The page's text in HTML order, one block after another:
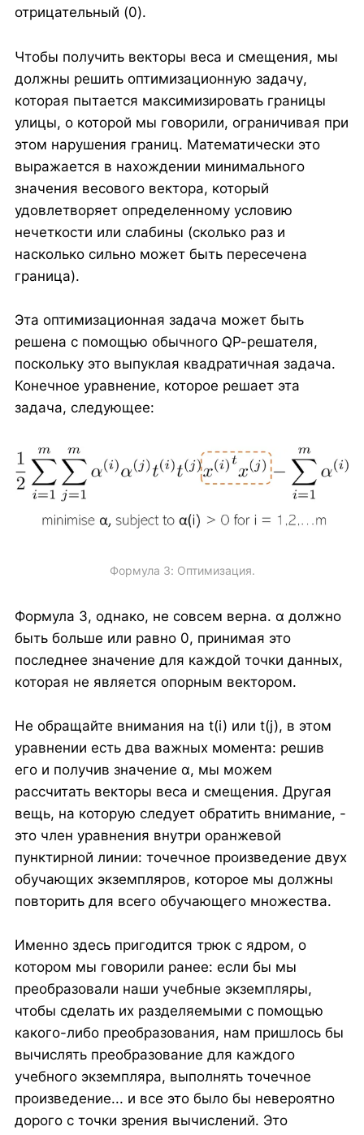
отрицательный (0).
Чтобы получить векторы веса и смещения, мы
должны решить оптимизационную задачу,
которая пытается максимизировать границы
улицы, о которой мы говорили, ограничивая при
этом нарушения границ. Математически это
выражается в нахождении минимального
значения весового вектора, который
удовлетворяет определенному условию
нечеткости или слабины (сколько раз и
насколько сильно может быть пересечена
граница).
Эта оптимизационная задача может быть
решена с помощью обычного QP-решателя,
поскольку это выпуклая квадратичная задача.
Конечное уравнение, которое решает эта
задача, следующее:
Формула 3: Оптимизация.
Формула 3, однако, не совсем верна. α должно
быть больше или равно 0, принимая это
последнее значение для каждой точки данных,
которая не является опорным вектором.
Не обращайте внимания на t(i) или t(j), в этом
уравнении есть два важных момента: решив
его и получив значение α, мы можем
рассчитать векторы веса и смещения. Другая
вещь, на которую следует обратить внимание, -
это член уравнения внутри оранжевой
пунктирной линии: точечное произведение двух
обучающих экземпляров, которое мы должны
повторить для всего обучающего множества.
Именно здесь пригодится трюк с ядром, о
котором мы говорили ранее: если бы мы
преобразовали наши учебные экземпляры,
чтобы сделать их разделяемыми с помощью
какого-либо преобразования, нам пришлось бы
вычислять преобразование для каждого
учебного экземпляра, выполнять точечное
произведение... и все это было бы невероятно
дорого с точки зрения вычислений. Это